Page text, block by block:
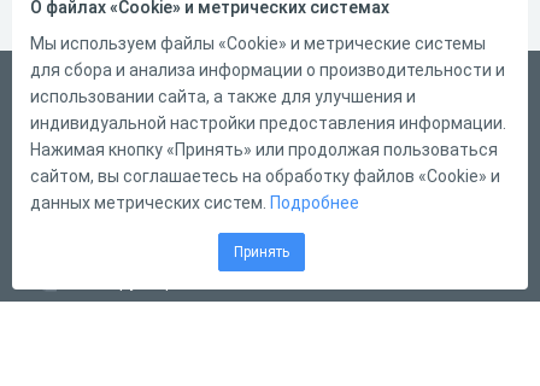
Справка
Форма обратной связи
Контакты
О файлах «Cookie» и метрических системах
Мы используем файлы «Cookie» и метрические системы
для сбора и анализа информации о производительности и
использовании сайта, а также для улучшения и
индивидуальной настройки предоставления информации.
Нажимая кнопку «Принять» или продолжая пользоваться
сайтом, вы соглашаетесь на обработку файлов «Cookie» и
данных метрических систем. Подробнее
Принять